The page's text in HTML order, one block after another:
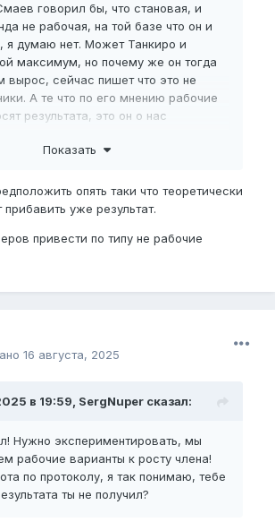
говорил бы, что становая, и
не рабочая, на той базе что он и
я думаю нет. Может Танкиро и
максимум, но почему же он тогда
вырос, сейчас пишет что это не
А те что по его мнению рабочие
результата, это он о нас
пробьет его пик.
Показать
опять таки что теоретически
уже результат.
привести по типу не рабочие
16 августа, 2025
в 19:59, SergNuper сказал:
Нужно экспериментировать, мы
рабочие варианты к росту члена!
по протоколу, я так понимаю, тебе
ты не получил?